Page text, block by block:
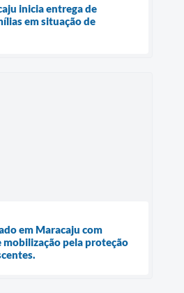
inicia entrega de
em situação de
em Maracaju com
pela proteção